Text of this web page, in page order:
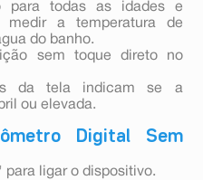
para todas as idades e
medir a temperatura de
do banho.
sem toque direto no
da tela indicam se a
ou elevada.
Digital Sem
para ligar o dispositivo.